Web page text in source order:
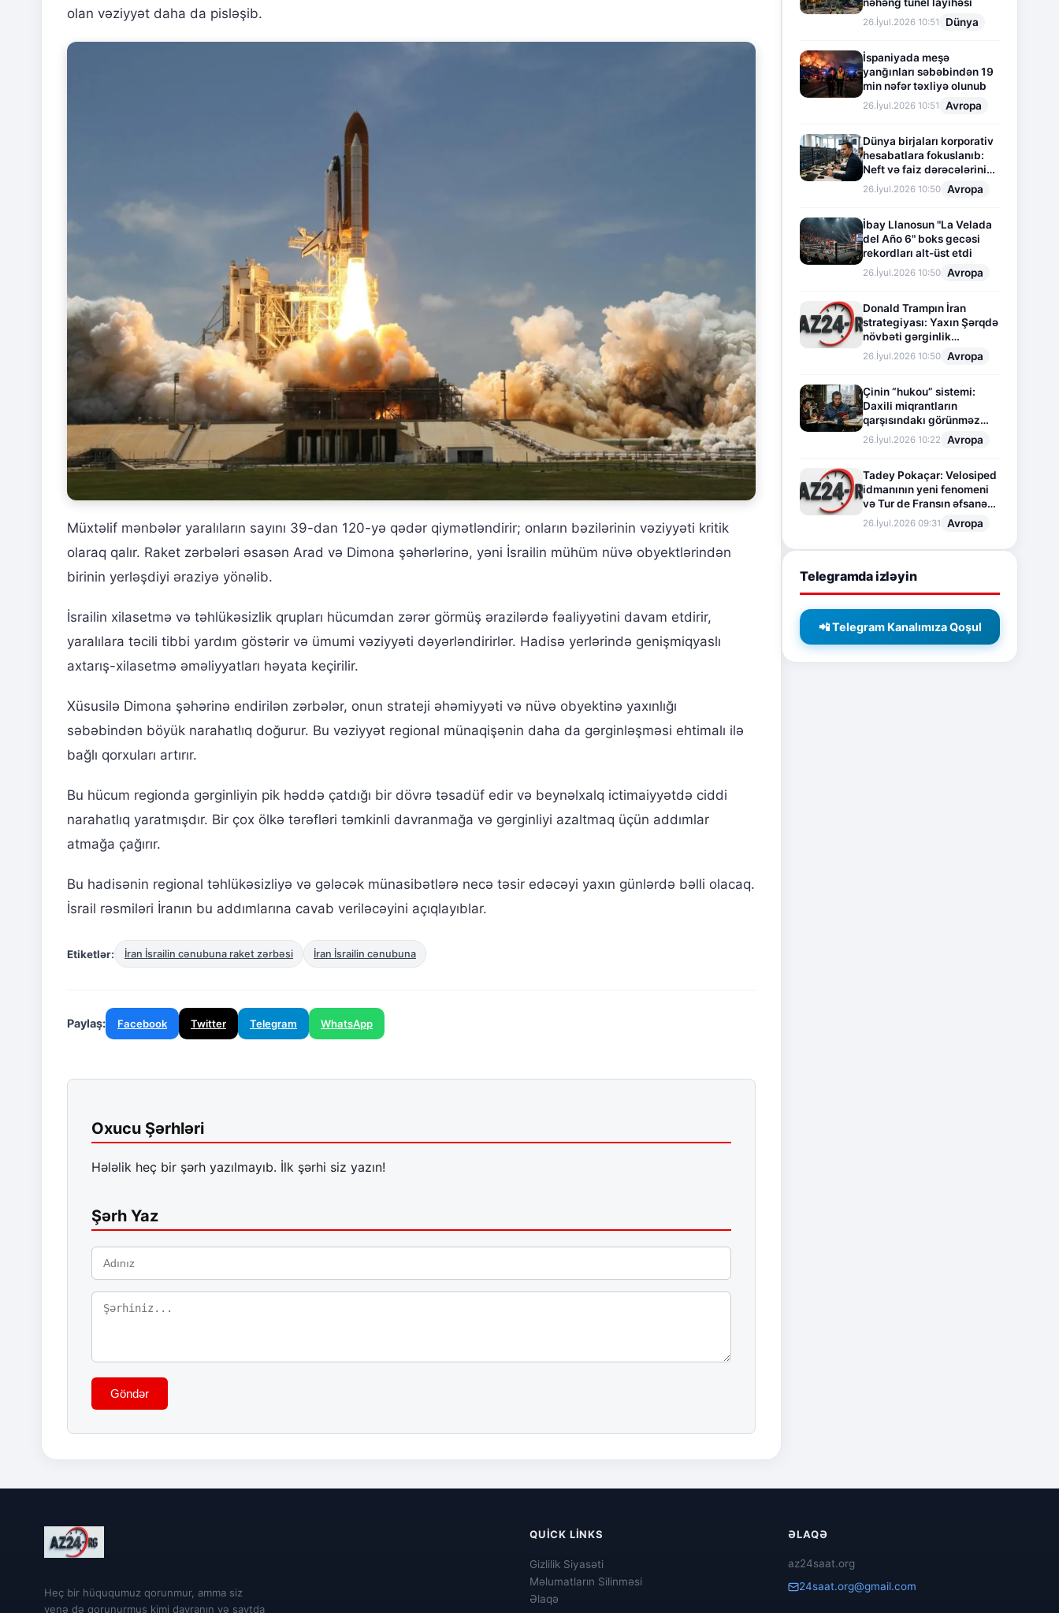
olan vəziyyət daha da pisləşib.
Müxtəlif mənbələr yaralıların sayını 39-dan 120-yə qədər qiymətləndirir; onların bəzilərinin vəziyyəti kritik
olaraq qalır. Raket zərbələri əsasən Arad və Dimona şəhərlərinə, yəni İsrailin mühüm nüvə obyektlərindən
birinin yerləşdiyi əraziyə yönəlib.
İsrailin xilasetmə və təhlükəsizlik qrupları hücumdan zərər görmüş ərazilərdə fəaliyyətini davam etdirir,
yaralılara təcili tibbi yardım göstərir və ümumi vəziyyəti dəyərləndirirlər. Hadisə yerlərində genişmiqyaslı
axtarış-xilasetmə əməliyyatları həyata keçirilir.
Xüsusilə Dimona şəhərinə endirilən zərbələr, onun strateji əhəmiyyəti və nüvə obyektinə yaxınlığı
səbəbindən böyük narahatlıq doğurur. Bu vəziyyət regional münaqişənin daha da gərginləşməsi ehtimalı ilə
bağlı qorxuları artırır.
Bu hücum regionda gərginliyin pik həddə çatdığı bir dövrə təsadüf edir və beynəlxalq ictimaiyyətdə ciddi
narahatlıq yaratmışdır. Bir çox ölkə tərəfləri təmkinli davranmağa və gərginliyi azaltmaq üçün addımlar
atmağa çağırır.
Bu hadisənin regional təhlükəsizliyə və gələcək münasibətlərə necə təsir edəcəyi yaxın günlərdə bəlli olacaq.
İsrail rəsmiləri İranın bu addımlarına cavab veriləcəyini açıqlayıblar.
Etiketlər: İran İsrailin cənubuna raket zərbəsi İran İsrailin cənubuna
Paylaş: Facebook Twitter Telegram WhatsApp
Oxucu Şərhləri
Hələlik heç bir şərh yazılmayıb. İlk şərhi siz yazın!
Şərh Yaz
Göndər
26.İyul.2026 10:51 Dünya
İspaniyada meşə
yanğınları səbəbindən 19
min nəfər təxliyə olunub
26.İyul.2026 10:51 Avropa
Dünya birjaları korporativ
hesabatlara fokuslanıb:
Neft və faiz dərəcələrinin
təsiri altında cari vəziyyət
26.İyul.2026 10:50 Avropa
İbay Llanosun "La Velada
del Año 6" boks gecəsi
rekordları alt-üst etdi
26.İyul.2026 10:50 Avropa
Donald Trampın İran
strategiyası: Yaxın Şərqdə
növbəti gərginlik
mərhələsi
26.İyul.2026 10:50 Avropa
Çinin “hukou” sistemi:
Daxili miqrantların
qarşısındakı görünməz
sədd
26.İyul.2026 10:22 Avropa
Tadey Pokaçar: Velosiped
idmanının yeni fenomeni
və Tur de Fransın əfsanəvi
səhifəsi
26.İyul.2026 09:31 Avropa
Telegramda izləyin
📲 Telegram Kanalımıza Qoşul
Heç bir hüququmuz qorunmur, amma siz
yenə də qorunurmuş kimi davranın və saytda
QUICK LINKS
Gizlilik Siyasəti
Məlumatların Silinməsi
Əlaqə
ƏLAQƏ
az24saat.org
24saat.org@gmail.com